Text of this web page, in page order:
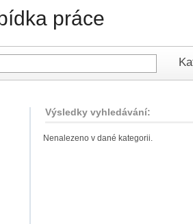
práce
Výsledky vyhledávání:
Nenalezeno v dané kategorii.